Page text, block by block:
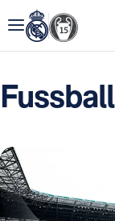
Fussball